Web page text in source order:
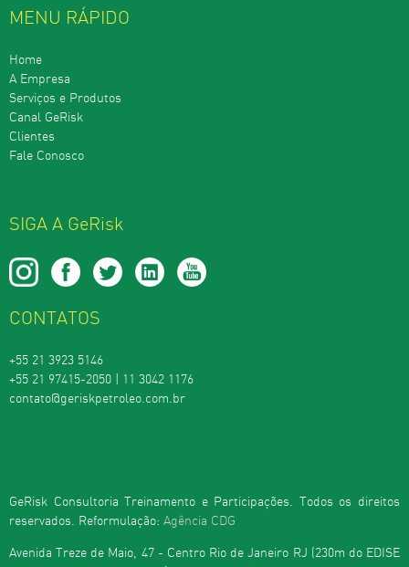
MENU RÁPIDO
Home
A Empresa
Serviços e Produtos
Canal GeRisk
Clientes
Fale Conosco
SIGA A GeRisk
CONTATOS
+55 21 3923 5146
+55 21 97415-2050 | 11 3042 1176
contato@geriskpetroleo.com.br
GeRisk Consultoria Treinamento e Participações. Todos os direitos
reservados. Reformulação: Agência CDG
Avenida Treze de Maio, 47 - Centro Rio de Janeiro RJ (230m do EDISE